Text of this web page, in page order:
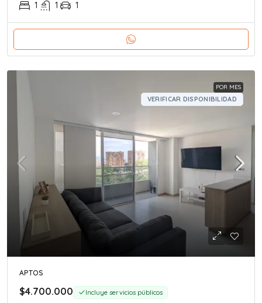
1 1 1
POR MES
VERIFICAR DISPONIBILIDAD
APTOS
$4.700.000 Incluye servicios públicos